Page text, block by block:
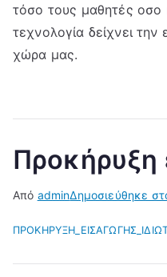
τόσο τους μαθητές οσο
τεχνολογία δείχνει
χώρα μας.
Προκήρυξη
Από adminΔημοσιεύθηκε